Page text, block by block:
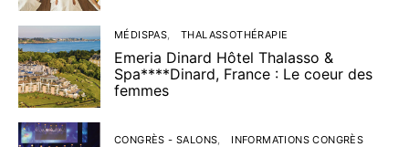
MÉDISPAS THALASSOTHÉRAPIE
Emeria Dinard Hôtel Thalasso &
Spa****Dinard, France : Le coeur des
femmes
CONGRÈS - SALONS INFORMATIONS CONGRÈS